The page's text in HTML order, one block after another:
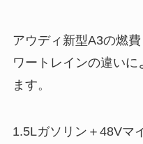
アウディ新型A3の燃
ワートレインの違い
ます。
1.5Lガソリン＋48Vマ